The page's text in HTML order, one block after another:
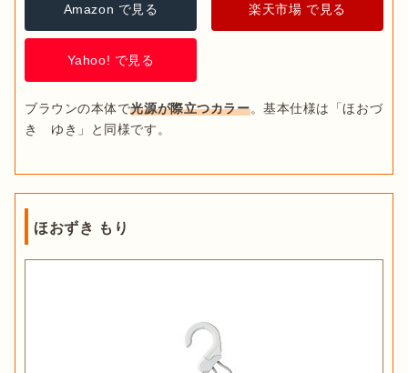
Amazon で見る 楽天市場 で見る
Yahoo! で見る
ブラウンの本体で光源が際立つカラー。基本仕様は「ほおづ
き　ゆき」と同様です。
ほおずき もり